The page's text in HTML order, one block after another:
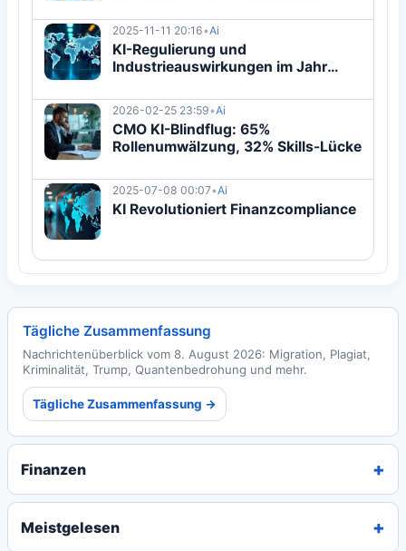
Arbeitsrechten
2025-11-11 20:16•Ai
KI-Regulierung und
Industrieauswirkungen im Jahr
2026-02-25 23:59•Ai
CMO KI-Blindflug: 65%
Rollenumwälzung, 32% Skills-Lücke
2025-07-08 00:07•Ai
KI Revolutioniert Finanzcompliance
Tägliche Zusammenfassung
Nachrichtenüberblick vom 8. August 2026: Migration, Plagiat,
Kriminalität, Trump, Quantenbedrohung und mehr.
Tägliche Zusammenfassung →
Finanzen
Meistgelesen